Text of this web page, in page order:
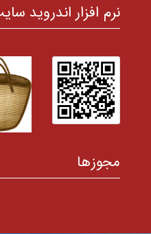
نرم افزار اندروید سایت
مجوزها